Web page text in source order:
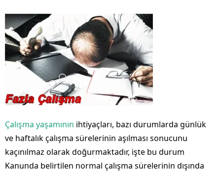
Çalışma yaşamının ihtiyaçları, bazı durumlarda günlük
ve haftalık çalışma sürelerinin aşılması sonucunu
kaçınılmaz olarak doğurmaktadır, işte bu durum
Kanunda belirtilen normal çalışma sürelerinin dışında